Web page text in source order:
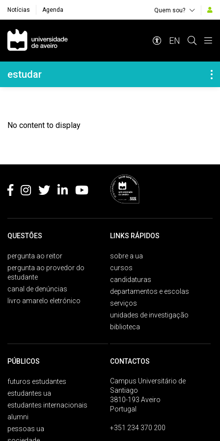
Notícias Agenda Quem sou?
Navegação Principal
EN
Navegação Lateral
estudar
No content to display
QUESTÕES
pergunta ao reitor
pergunta ao provedor do
estudante
canal de denúncias
livro amarelo eletrónico
LINKS RÁPIDOS
sobre a ua
cursos
candidaturas
departamentos e escolas
serviços
unidades de investigação
biblioteca
PÚBLICOS
futuros estudantes
estudantes ua
estudantes internacionais
alumni
pessoas ua
CONTACTOS
Campus Universitário de
Santiago
3810-193 Aveiro
Portugal
+351 234 370 200